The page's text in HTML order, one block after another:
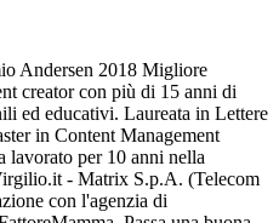
Andersen 2018 Migliore
creator con più di 15 anni di
ed educativi. Laureata in Lettere
in Content Management
per 10 anni nella
- Matrix S.p.A. (Telecom
con l'agenzia di